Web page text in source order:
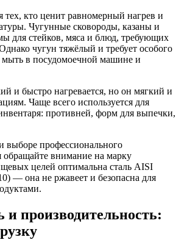
кто ценит равномерный нагрев и
Чугунные сковороды, казаны и
для стейков, мяса и блюд, требующих
чугун тяжёлый и требует особого
мыть в посудомоечной машине и
и быстро нагревается, но он мягкий и
Чаще всего используется для
противней, форм для выпечки,
выборе профессионального
обращайте внимание на марку
целей оптимальна сталь AISI
— она не ржавеет и безопасна для
производительность: